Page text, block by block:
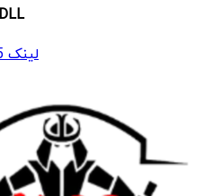
لینک MQL5